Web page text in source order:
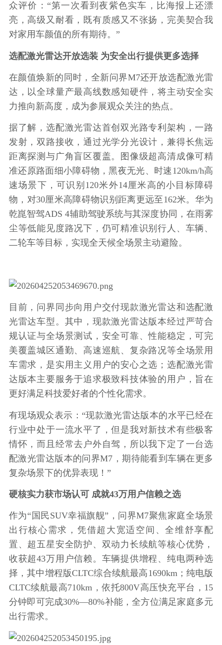
众评价：“第一次看到夜紫色实车，比海报上还漂
亮，高级又耐看，既有质感又不张扬，完美契合我
对家用车颜值的所有期待。”
选配激光雷达开放选装 为安全出行提供更多选择
在颜值焕新的同时，全新问界M7还开放选配激光雷
达，以全球量产最高线数感知硬件，将主动安全实
力推向新高度，成为参展观众关注的热点。
据了解，选配激光雷达首创双光路专利架构，一路
发射，双路接收，通过光学分光设计，兼得长焦远
距离探测与广角盲区覆盖。图像级超高清成像可精
准还原路面细小障碍物，黑夜无光、时速120km/h高
速场景下，可识别120米外14厘米高的小目标障碍
物，对30厘米高障碍物识别距离更远至162米。华为
乾崑智驾ADS 4辅助驾驶系统与其深度协同，在雨雾
尘等低能见度路况下，仍可精准识别行人、车辆、
二轮车等目标，实现全天候全场景主动避险。
目前，问界同步向用户交付现款激光雷达和选配激
光雷达车型。其中，现款激光雷达版本经过严苛合
规认证与全场景测试，安全可靠、性能稳定，可完
美覆盖城区通勤、高速巡航、复杂路况等全场景用
车需求，是实用主义用户的安心之选；选配激光雷
达版本主要服务于追求极致科技体验的用户，旨在
更好满足科技爱好者的个性化需求。
有现场观众表示：“现款激光雷达版本的水平已经在
行业中处于一流水平了，但是我对新技术有些极客
情怀，而且经常去户外自驾，所以我下定了一台选
配激光雷达版本的问界M7，期待能看到车辆在更多
复杂场景下的优异表现！”
硬核实力获市场认可 成就43万用户信赖之选
作为“国民SUV幸福旗舰”，问界M7聚焦家庭全场景
出行核心需求，凭借超大宽适空间、全维舒享配
置、超五星安全防护、双动力长续航等核心优势，
收获超43万用户信赖。车辆提供增程、纯电两种选
择，其中增程版CLTC综合续航最高1690km；纯电版
CLTC续航最高710km，依托800V高压快充平台，15
分钟即可完成30%—80%补能，全方位满足家庭多元
出行需求。